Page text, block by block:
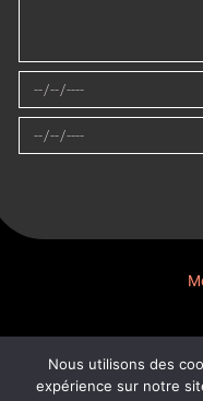
Nous utilisons des
expérience sur notre